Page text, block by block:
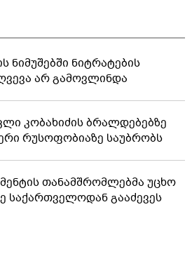
ნიმუშებში ნიტრატების
არ გამოვლინდა
კობახიძის ბრალდებებზე
რუსოფობიაზე საუბრობს
თანამშრომლებმა უცხო
საქართველოდან გააძევეს